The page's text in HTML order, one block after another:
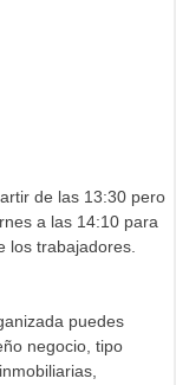
de las 13:30 pero
a las 14:10 para
los trabajadores.
puedes
negocio, tipo